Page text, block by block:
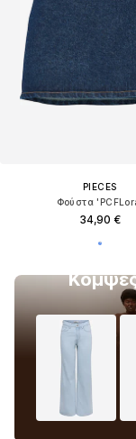
PIECES
Φούστα
34,90 €
Κομψές